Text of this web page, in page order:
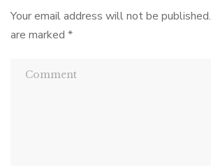
Your email address will not be published.
are marked *